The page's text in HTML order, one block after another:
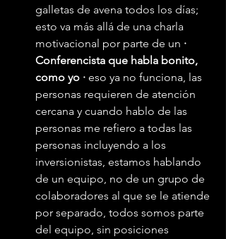
galletas de avena todos los días;
esto va más allá de una charla
motivacional por parte de un ·
Conferencista que habla bonito,
como yo · eso ya no funciona, las
personas requieren de atención
cercana y cuando hablo de las
personas me refiero a todas las
personas incluyendo a los
inversionistas, estamos hablando
de un equipo, no de un grupo de
colaboradores al que se le atiende
por separado, todos somos parte
del equipo, sin posiciones